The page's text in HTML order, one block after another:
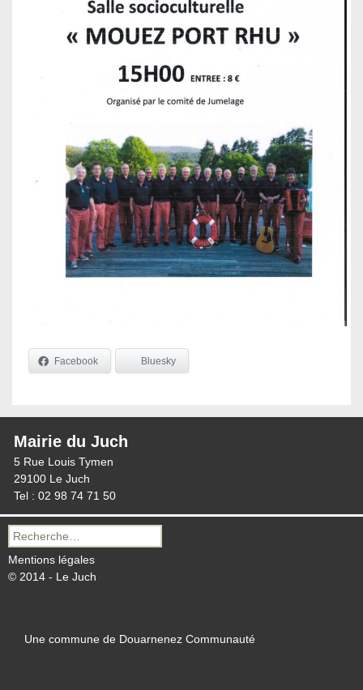
Facebook Bluesky
Mairie du Juch
5 Rue Louis Tymen
29100 Le Juch
Tel : 02 98 74 71 50
Recherche
pour :
Mentions légales
© 2014 - Le Juch
Une commune de Douarnenez Communauté